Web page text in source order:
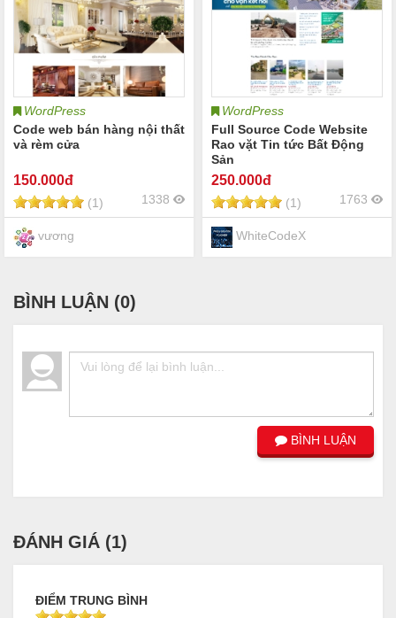
WordPress
Code web bán hàng nội thất
và rèm cửa
150.000đ
(1) 1338
vương
WordPress
Full Source Code Website
Rao vặt Tin tức Bất Động
Sản
250.000đ
(1) 1763
WhiteCodeX
BÌNH LUẬN (0)
BÌNH LUẬN
ĐÁNH GIÁ (1)
ĐIỂM TRUNG BÌNH